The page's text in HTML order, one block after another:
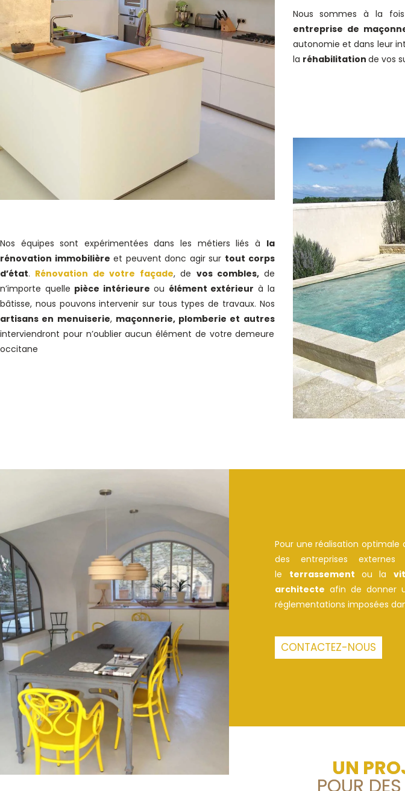
Nos équipes sont expérimentées dans les métiers liés à la
rénovation immobilière et peuvent donc agir sur tout corps
d’état. Rénovation de votre façade, de vos combles, de
n’importe quelle pièce intérieure ou élément extérieur à la
bâtisse, nous pouvons intervenir sur tous types de travaux. Nos
artisans en menuiserie, maçonnerie, plomberie et autres
interviendront pour n’oublier aucun élément de votre demeure
occitane
Nous sommes à la
entreprise de
autonomie et dans leur
la réhabilitation de vos
Pour une réalisation optimale
des entreprises
le terrassement ou la
architecte afin de donner
réglementations imposées
CONTACTEZ-NOUS
UN